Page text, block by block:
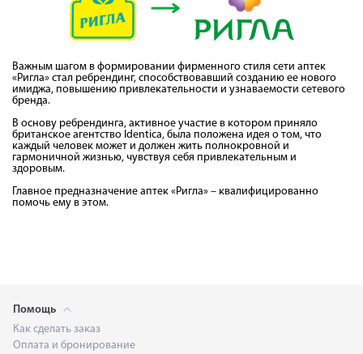
Важным шагом в формировании фирменного стиля сети аптек
«Ригла» стал ребрендинг, способствовавший созданию ее нового
имиджа, повышению привлекательности и узнаваемости сетевого
бренда.
В основу ребрендинга, активное участие в котором приняло
британское агентство Identica, была положена идея о том, что
каждый человек может и должен жить полнокровной и
гармоничной жизнью, чувствуя себя привлекательным и
здоровым.
Главное предназначение аптек «Ригла» – квалифицированно
помочь ему в этом.
Помощь
Как сделать заказ
Оплата и бронирование